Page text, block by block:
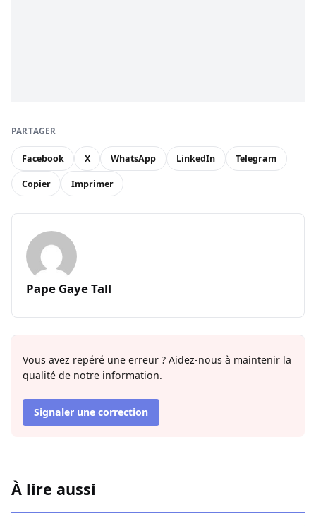
PARTAGER
Facebook X WhatsApp LinkedIn Telegram
Copier Imprimer
Pape Gaye Tall
Vous avez repéré une erreur ? Aidez-nous à maintenir la
qualité de notre information.
Signaler une correction
À lire aussi